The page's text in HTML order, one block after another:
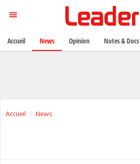
Accueil News
Accueil News Opinion Notes & Docs